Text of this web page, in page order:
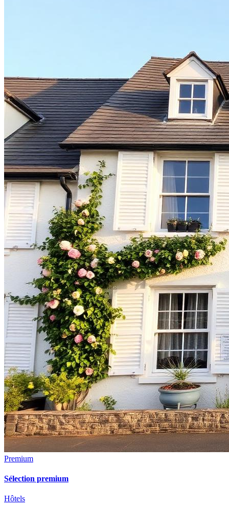
Premium
Sélection premium
Hôtels